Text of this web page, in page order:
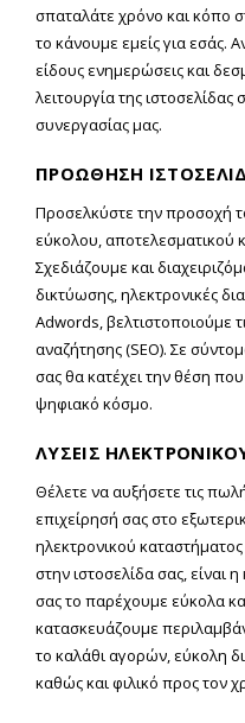
σπαταλάτε χρόνο και κόπο
το κάνουμε εμείς για εσάς.
είδους ενημερώσεις και
λειτουργία της ιστοσελίδας
συνεργασίας μας.
ΠΡΟΩΘΗΣΗ
Προσελκύστε την προσοχή
εύκολου, αποτελεσματικού
Σχεδιάζουμε και
δικτύωσης, ηλεκτρονικές
Adwords, βελτιστοποιούμε
αναζήτησης (SEO). Σε
σας θα κατέχει την θέση
ψηφιακό κόσμο.
ΛΥΣΕΙΣ
Θέλετε να αυξήσετε τις
επιχείρησή σας στο
ηλεκτρονικού
στην ιστοσελίδα σας, είναι
σας το παρέχουμε εύκολα
κατασκευάζουμε
το καλάθι αγορών, εύκολη
καθώς και φιλικό προς τον